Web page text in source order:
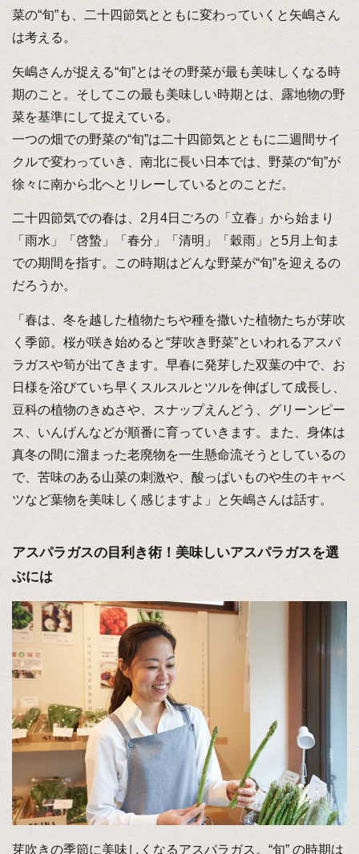
菜の“旬”も、二十四節気とともに変わっていくと矢嶋さん
は考える。
矢嶋さんが捉える“旬”とはその野菜が最も美味しくなる時
期のこと。そしてこの最も美味しい時期とは、露地物の野
菜を基準にして捉えている。
一つの畑での野菜の“旬”は二十四節気とともに二週間サイ
クルで変わっていき、南北に長い日本では、野菜の“旬”が
徐々に南から北へとリレーしているとのことだ。
二十四節気での春は、2月4日ごろの「立春」から始まり
「雨水」「啓蟄」「春分」「清明」「穀雨」と5月上旬ま
での期間を指す。この時期はどんな野菜が“旬”を迎えるの
だろうか。
「春は、冬を越した植物たちや種を撒いた植物たちが芽吹
く季節。桜が咲き始めると“芽吹き野菜”といわれるアスパ
ラガスや筍が出てきます。早春に発芽した双葉の中で、お
日様を浴びていち早くスルスルとツルを伸ばして成長し、
豆科の植物のきぬさや、スナップえんどう、グリーンピー
ス、いんげんなどが順番に育っていきます。また、身体は
真冬の間に溜まった老廃物を一生懸命流そうとしているの
で、苦味のある山菜の刺激や、酸っぱいものや生のキャベ
ツなど葉物を美味しく感じますよ」と矢嶋さんは話す。
アスパラガスの目利き術！美味しいアスパラガスを選
ぶには
芽吹きの季節に美味しくなるアスパラガス。“旬” の時期は